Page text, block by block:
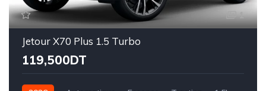
1
Jetour X70 Plus 1.5 Turbo
119,500DT